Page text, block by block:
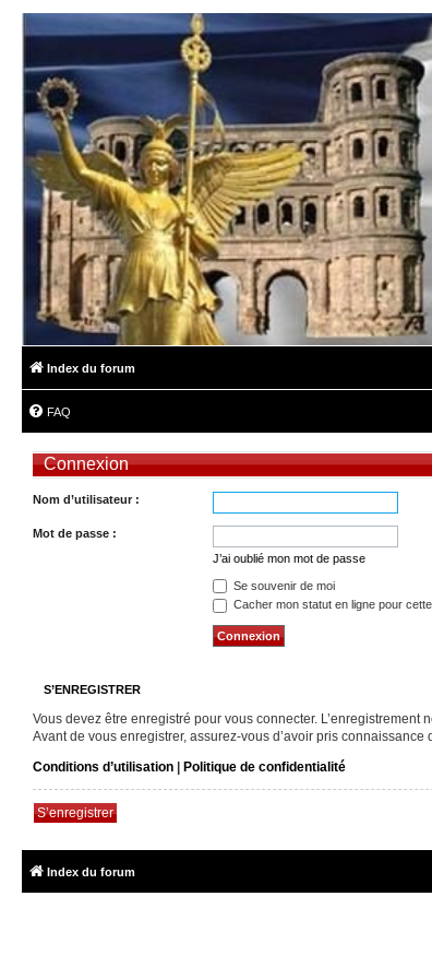
Index du forum
FAQ
Connexion
Nom d’utilisateur :
Mot de passe :
J’ai oublié mon mot de passe
Se souvenir de moi
Cacher mon statut en ligne pour
S’ENREGISTRER
Vous devez être enregistré pour vous connecter.
Avant de vous enregistrer, assurez-vous d’avoir pris
Conditions d’utilisation | Politique de confidentialité
S’enregistrer
Index du forum